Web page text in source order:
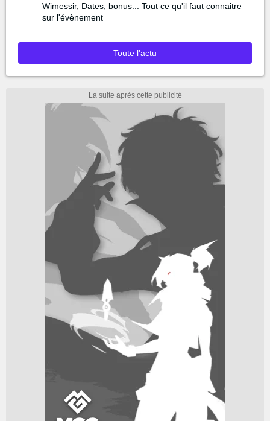
Wimessir, Dates, bonus... Tout ce qu'il faut connaitre
sur l'évènement
Toute l'actu